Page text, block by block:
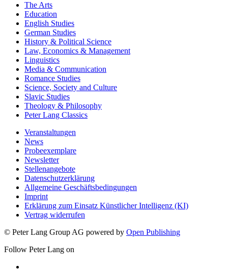
The Arts
Education
English Studies
German Studies
History & Political Science
Law, Economics & Management
Linguistics
Media & Communication
Romance Studies
Science, Society and Culture
Slavic Studies
Theology & Philosophy
Peter Lang Classics
Veranstaltungen
News
Probeexemplare
Newsletter
Stellenangebote
Datenschutzerklärung
Allgemeine Geschäftsbedingungen
Imprint
Erklärung zum Einsatz Künstlicher Intelligenz (KI)
Vertrag widerrufen
© Peter Lang Group AG powered by Open Publishing
Follow Peter Lang on